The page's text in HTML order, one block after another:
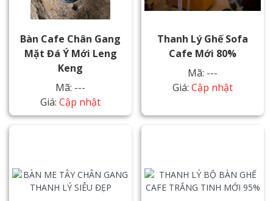
Bàn Cafe Chân Gang
Mặt Đá Ý Mới Leng
Keng
Mã: ---
Giá: Cập nhật
Thanh Lý Ghế Sofa
Cafe Mới 80%
Mã: ---
Giá: Cập nhật